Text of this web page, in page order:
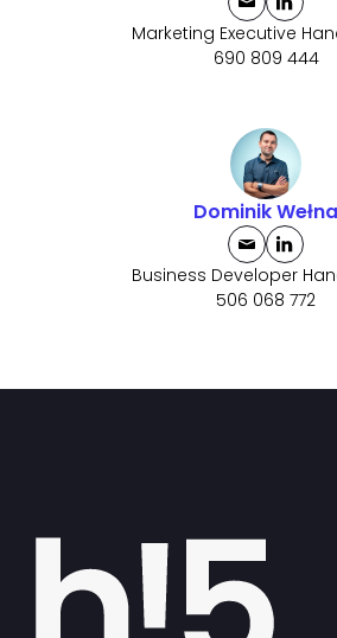
Marketing Executive
690 809 444
Dominik Wełna
Business Developer
506 068 772